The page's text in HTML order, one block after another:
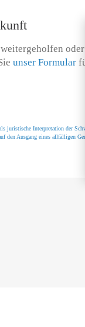
unser Formular
juristische Interpretation der
den Ausgang eines allfälligen